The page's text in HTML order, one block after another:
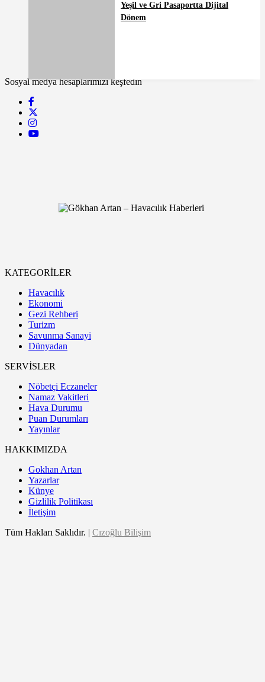
Yeşil ve Gri Pasaportta Dijital
Dönem
Sosyal medya hesaplarımızı keşfedin
KATEGORİLER
Havacılık
Ekonomi
Gezi Rehberi
Turizm
Savunma Sanayi
Dünyadan
SERVİSLER
Nöbetçi Eczaneler
Namaz Vakitleri
Hava Durumu
Puan Durumları
Yayınlar
HAKKIMIZDA
Gokhan Artan
Yazarlar
Künye
Gizlilik Politikası
İletişim
Tüm Hakları Saklıdır. | Cızoğlu Bilişim